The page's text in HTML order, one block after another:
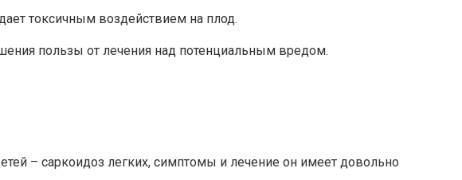
токсичным воздействием на плод.
пользы от лечения над потенциальным вредом.
– саркоидоз легких, симптомы и лечение он имеет довольно